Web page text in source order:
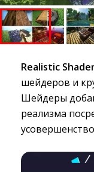
Realistic
шейдеров и
Шейдеры
реализма